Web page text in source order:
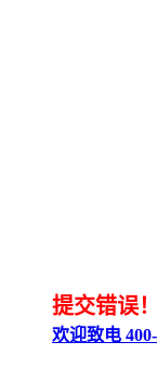
提交错误！
欢迎致电